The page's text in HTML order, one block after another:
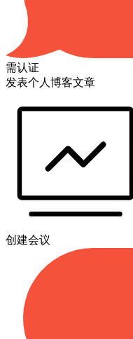
需认证
发表个人博客文章
创建会议